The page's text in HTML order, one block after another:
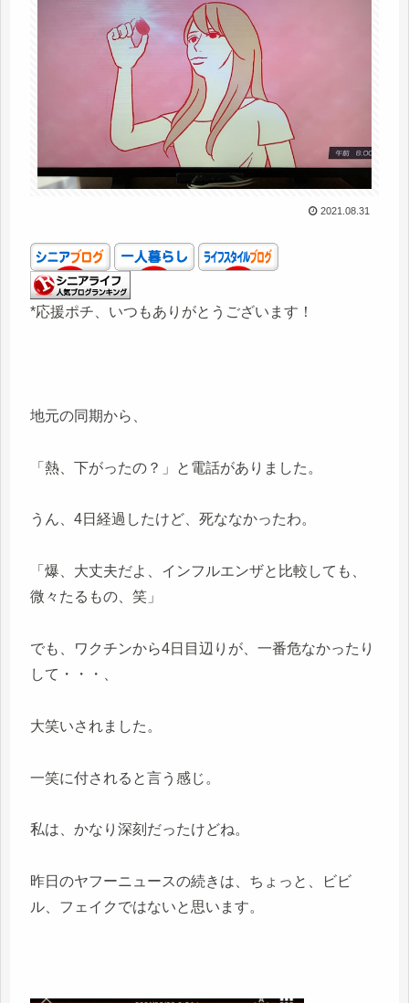
2021.08.31
*応援ポチ、いつもありがとうございます！
地元の同期から、
「熱、下がったの？」と電話がありました。
うん、4日経過したけど、死ななかったわ。
「爆、大丈夫だよ、インフルエンザと比較しても、
微々たるもの、笑」
でも、ワクチンから4日目辺りが、一番危なかったり
して・・・、
大笑いされました。
一笑に付されると言う感じ。
私は、かなり深刻だったけどね。
昨日のヤフーニュースの続きは、ちょっと、ビビ
ル、フェイクではないと思います。